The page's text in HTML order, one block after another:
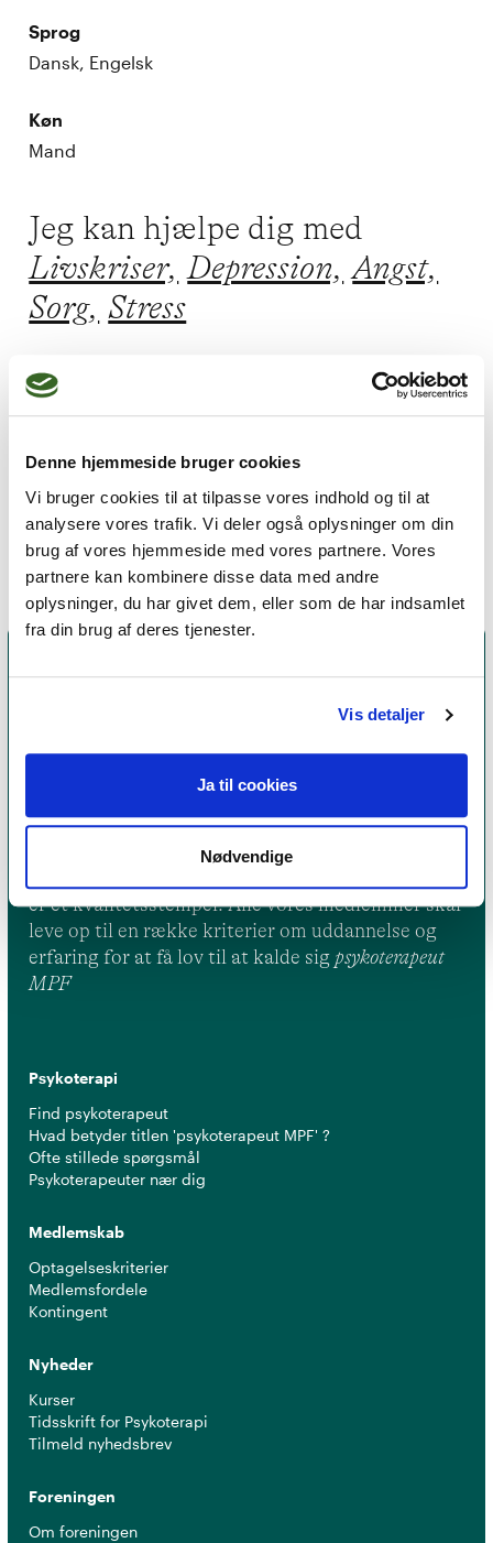
Denne hjemmeside bruger cookies
Vi bruger cookies til at tilpasse vores indhold og til at
analysere vores trafik. Vi deler også oplysninger om din
brug af vores hjemmeside med vores partnere. Vores
partnere kan kombinere disse data med andre
oplysninger, du har givet dem, eller som de har indsamlet
fra din brug af deres tjenester.
Vis detaljer
Ja til cookies
Nødvendige
Sprog
Dansk, Engelsk
Køn
Mand
Jeg kan hjælpe dig med
Livskriser, Depression, Angst,
Sorg, Stress
terapiformer
Jungiansk psykoterapi
er et kvalitetsstempel. Alle vores medlemmer skal
leve op til en række kriterier om uddannelse og
erfaring for at få lov til at kalde sig psykoterapeut
MPF
Psykoterapi
Find psykoterapeut
Hvad betyder titlen 'psykoterapeut MPF' ?
Ofte stillede spørgsmål
Psykoterapeuter nær dig
Medlemskab
Optagelseskriterier
Medlemsfordele
Kontingent
Nyheder
Kurser
Tidsskrift for Psykoterapi
Tilmeld nyhedsbrev
Foreningen
Om foreningen